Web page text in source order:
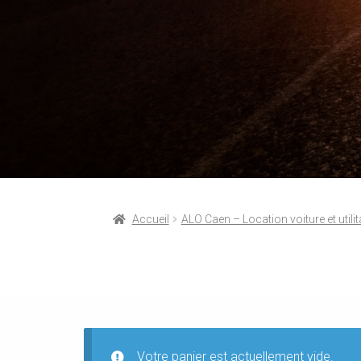
Accueil ALO Caen – Location voiture et
Votre panier est actuellement vide.